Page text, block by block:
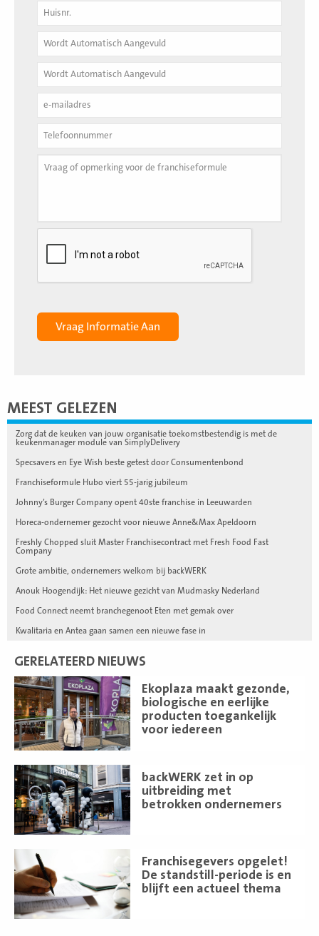
MEEST GELEZEN
Zorg dat de keuken van jouw organisatie toekomstbestendig is met de
keukenmanager module van SimplyDelivery
Specsavers en Eye Wish beste getest door Consumentenbond
Franchiseformule Hubo viert 55-jarig jubileum
Johnny’s Burger Company opent 40ste franchise in Leeuwarden
Horeca-ondernemer gezocht voor nieuwe Anne&Max Apeldoorn
Freshly Chopped sluit Master Franchisecontract met Fresh Food Fast
Company
Grote ambitie, ondernemers welkom bij backWERK
Anouk Hoogendijk: Het nieuwe gezicht van Mudmasky Nederland
Food Connect neemt branchegenoot Eten met gemak over
Kwalitaria en Antea gaan samen een nieuwe fase in
GERELATEERD NIEUWS
Ekoplaza maakt gezonde,
biologische en eerlijke
producten toegankelijk
voor iedereen
Lees
meer
backWERK zet in op
uitbreiding met
betrokken ondernemers
Lees
meer
Franchisegevers opgelet!
De standstill-periode is en
blijft een actueel thema
Lees
meer